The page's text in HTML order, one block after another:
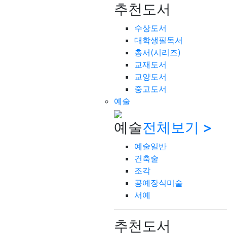
추천도서
수상도서
대학생필독서
총서(시리즈)
교재도서
교양도서
중고도서
예술
예술전체보기 >
예술일반
건축술
조각
공예장식미술
서예
추천도서